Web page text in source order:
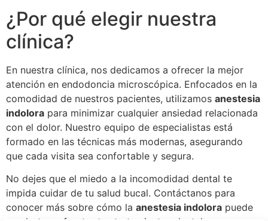
¿Por qué elegir nuestra
clínica?
En nuestra clínica, nos dedicamos a ofrecer la mejor
atención en endodoncia microscópica. Enfocados en la
comodidad de nuestros pacientes, utilizamos anestesia
indolora para minimizar cualquier ansiedad relacionada
con el dolor. Nuestro equipo de especialistas está
formado en las técnicas más modernas, asegurando
que cada visita sea confortable y segura.
No dejes que el miedo a la incomodidad dental te
impida cuidar de tu salud bucal. Contáctanos para
conocer más sobre cómo la anestesia indolora puede